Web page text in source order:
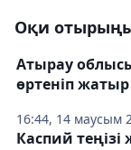
Оқи
16:44, 14 маусым
Атырау
өртеніп жатыр
Каспий